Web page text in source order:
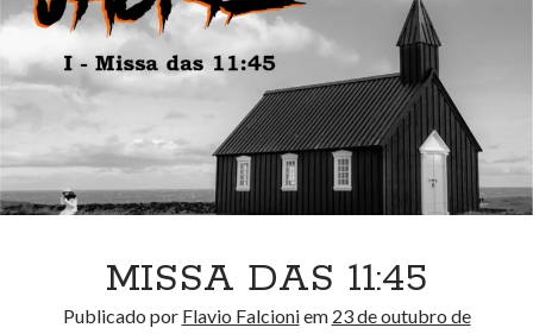
MISSA DAS 11:45
Publicado por Flavio Falcioniem 23 de outubro de